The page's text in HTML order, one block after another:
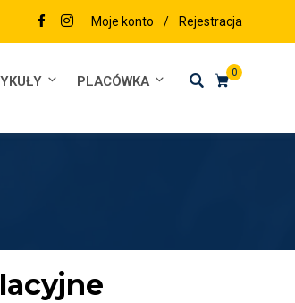
Moje konto / Rejestracja
0
PLACÓWKA